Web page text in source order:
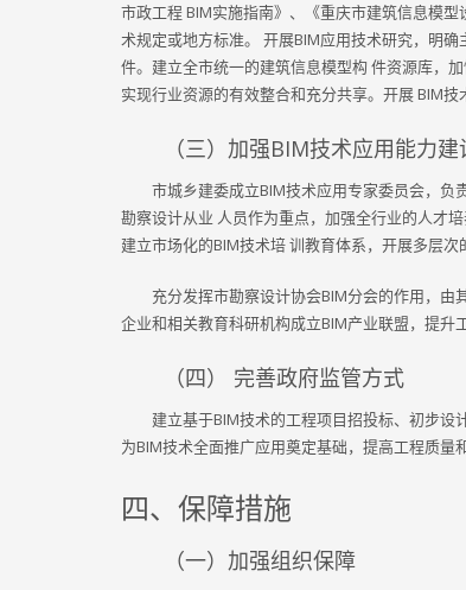
市政工程 BIM实施指南》、《重庆市建筑信息模
术规定或地方标准。 开展BIM应用技术研究，明
件。建立全市统一的建筑信息模型构 件资源库，
实现行业资源的有效整合和充分共享。开展 BIM
（三）加强BIM技术应用能力建
市城乡建委成立BIM技术应用专家委员会，
勘察设计从业 人员作为重点，加强全行业的人才
建立市场化的BIM技术培 训教育体系，开展多层
充分发挥市勘察设计协会BIM分会的作用，
企业和相关教育科研机构成立BIM产业联盟，提升
（四） 完善政府监管方式
建立基于BIM技术的工程项目招投标、初步设
为BIM技术全面推广应用奠定基础，提高工程质量
四、保障措施
（一）加强组织保障